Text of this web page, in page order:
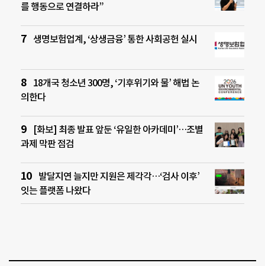
를 행동으로 연결하라”
생명보험업계, ‘상생금융’ 통한 사회공헌 실시
18개국 청소년 300명, ‘기후위기와 물’ 해법 논
의한다
[화보] 최종 발표 앞둔 ‘유일한 아카데미’…조별
과제 막판 점검
발달지연 늘지만 지원은 제각각…‘검사 이후’
잇는 플랫폼 나왔다